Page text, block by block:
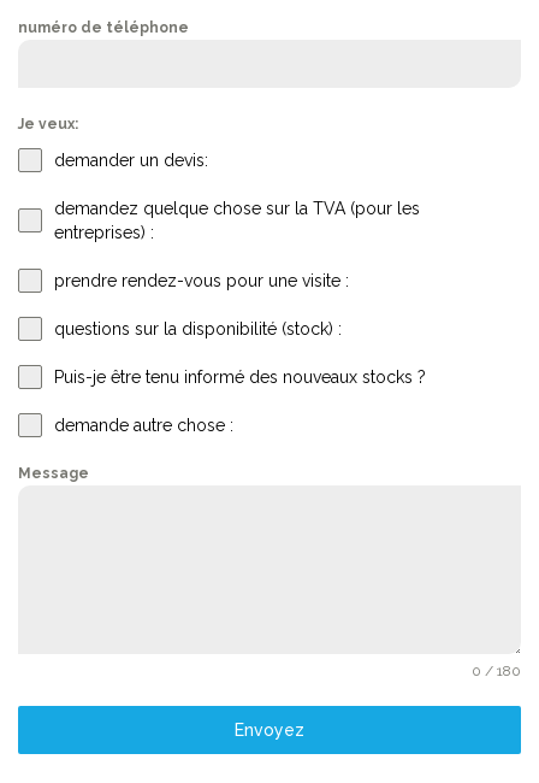
numéro de téléphone
Je veux:
demander un devis:
demandez quelque chose sur la TVA (pour les
entreprises) :
prendre rendez-vous pour une visite :
questions sur la disponibilité (stock) :
Puis-je être tenu informé des nouveaux stocks ?
demande autre chose :
Message
0 / 180
Envoyez